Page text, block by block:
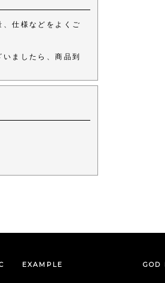
仕様などをよくご
ましたら、商品到
EXAMPLE GOD